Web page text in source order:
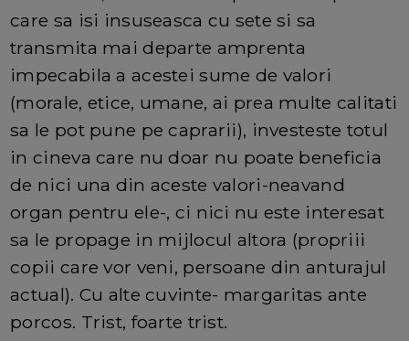
care sa isi insuseasca cu sete si sa
transmita mai departe amprenta
impecabila a acestei sume de valori
(morale, etice, umane, ai prea multe calitati
sa le pot pune pe caprarii), investeste totul
in cineva care nu doar nu poate beneficia
de nici una din aceste valori-neavand
organ pentru ele-, ci nici nu este interesat
sa le propage in mijlocul altora (propriii
copii care vor veni, persoane din anturajul
actual). Cu alte cuvinte- margaritas ante
porcos. Trist, foarte trist.